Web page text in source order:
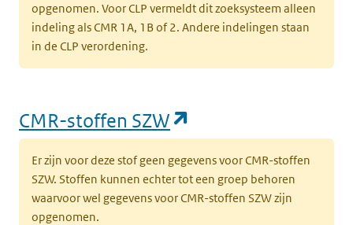
opgenomen. Voor CLP vermeldt dit zoeksysteem alleen
indeling als CMR 1A, 1B of 2. Andere indelingen staan
in de CLP verordening.
CMR-stoffen SZW
Er zijn voor deze stof geen gegevens voor CMR-stoffen
SZW. Stoffen kunnen echter tot een groep behoren
waarvoor wel gegevens voor CMR-stoffen SZW zijn
opgenomen.